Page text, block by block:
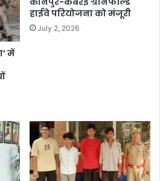
में
हाईवे परियोजना को मंजूरी
July 2, 2026